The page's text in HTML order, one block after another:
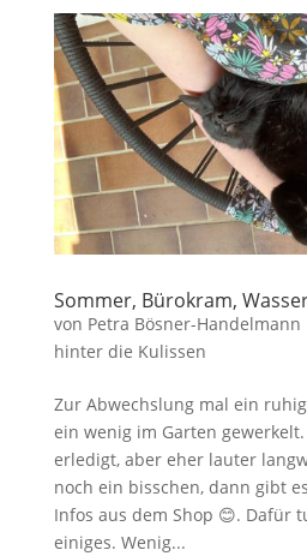
Sommer, Bürokram,
von Petra Bösner-Handelmann
hinter die Kulissen
Zur Abwechslung mal ein
ein wenig im Garten
erledigt, aber eher lauter
noch ein bisschen, dann gibt
Infos aus dem Shop 😊. Dafür
einiges. Wenig...